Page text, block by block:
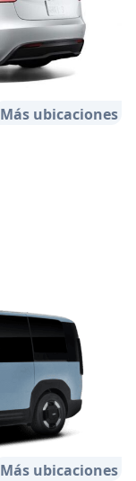
Más ubicaciones
Más ubicaciones